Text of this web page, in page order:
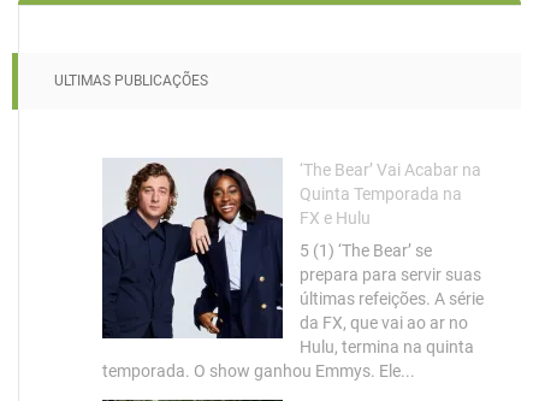
ULTIMAS PUBLICAÇÕES
‘The Bear’ Vai Acabar na
Quinta Temporada na
FX e Hulu
5 (1) ‘The Bear’ se
prepara para servir suas
últimas refeições. A série
da FX, que vai ao ar no
Hulu, termina na quinta
temporada. O show ganhou Emmys. Ele...